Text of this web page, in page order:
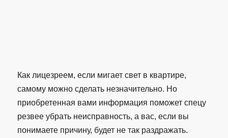
Как лицезреем, если мигает свет в квартире,
самому можно сделать незначительно. Но
приобретенная вами информация поможет спецу
резвее убрать неисправность, а вас, если вы
понимаете причину, будет не так раздражать.